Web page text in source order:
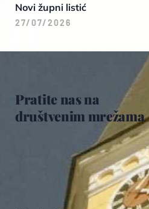
Novi župni listić
27/07/2026
Pratite nas na
društvenim mrežama